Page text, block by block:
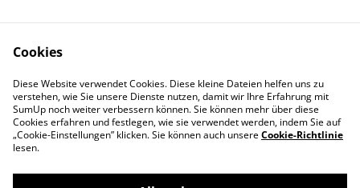
Privacy Policy
Cookie Policy
Impressum
Cookies
Diese Website verwendet Cookies. Diese kleine Dateien helfen uns zu
verstehen, wie Sie unsere Dienste nutzen, damit wir Ihre Erfahrung mit
SumUp noch weiter verbessern können. Sie können mehr über diese
Cookies erfahren und festlegen, wie sie verwendet werden, indem Sie auf
„Cookie-Einstellungen” klicken. Sie können auch unsereCookie-Richtlinie
lesen.